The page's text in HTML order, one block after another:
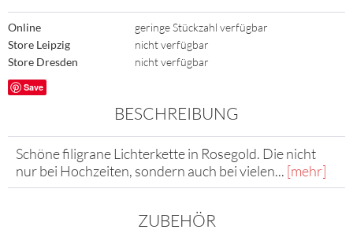
Online
geringe Stückzahl verfügbar
Store Leipzig
nicht verfügbar
Store Dresden
nicht verfügbar
Save
BESCHREIBUNG
Schöne filigrane Lichterkette in Rosegold. Die nicht
nur bei Hochzeiten, sondern auch bei vielen... [mehr]
ZUBEHÖR